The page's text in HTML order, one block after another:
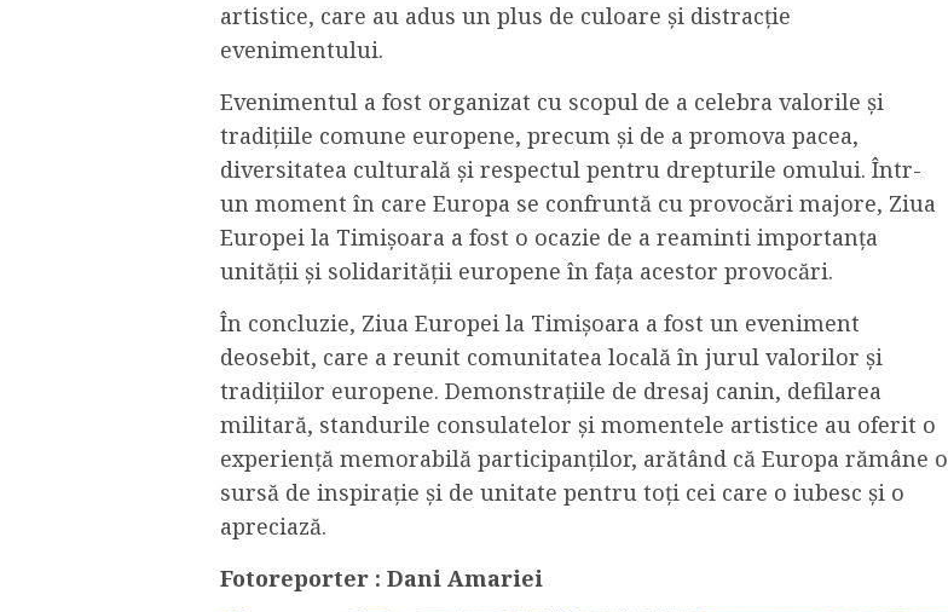
artistice, care au adus un plus de culoare și distracție
evenimentului.
Evenimentul a fost organizat cu scopul de a celebra valorile și
tradițiile comune europene, precum și de a promova pacea,
diversitatea culturală și respectul pentru drepturile omului. Într-
un moment în care Europa se confruntă cu provocări majore, Ziua
Europei la Timișoara a fost o ocazie de a reaminti importanța
unității și solidarității europene în fața acestor provocări.
În concluzie, Ziua Europei la Timișoara a fost un eveniment
deosebit, care a reunit comunitatea locală în jurul valorilor și
tradițiilor europene. Demonstrațiile de dresaj canin, defilarea
militară, standurile consulatelor și momentele artistice au oferit o
experiență memorabilă participanților, arătând că Europa rămâne o
sursă de inspirație și de unitate pentru toți cei care o iubesc și o
apreciază.
Fotoreporter : Dani Amariei